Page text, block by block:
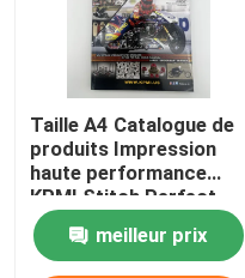
Taille A4 Catalogue de
produits Impression
haute performance
KPMI Stitch Perfect
bind
meilleur prix